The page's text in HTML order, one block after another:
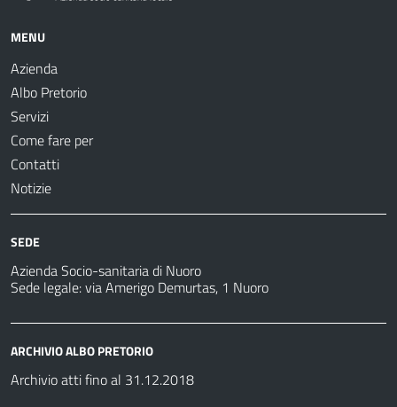
MENU
Azienda
Albo Pretorio
Servizi
Come fare per
Contatti
Notizie
SEDE
Azienda Socio-sanitaria di Nuoro
Sede legale: via Amerigo Demurtas, 1 Nuoro
ARCHIVIO ALBO PRETORIO
Archivio atti fino al 31.12.2018